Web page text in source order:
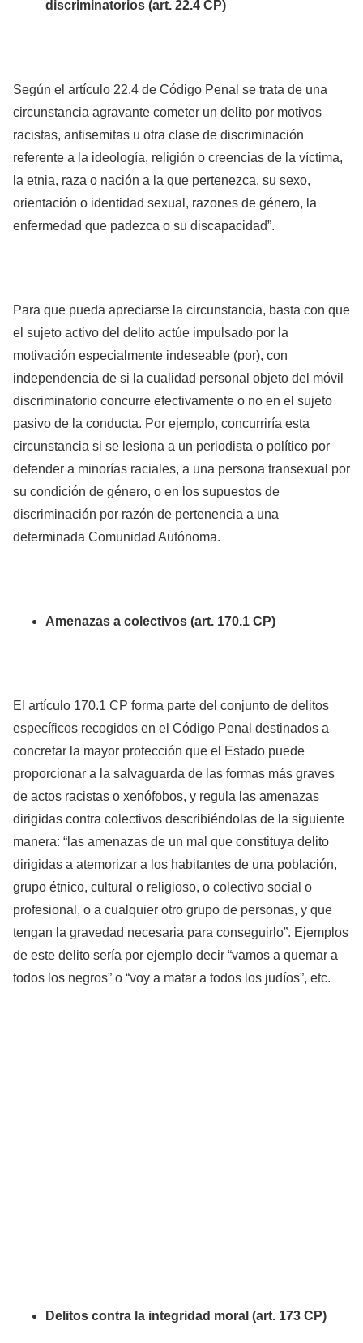
discriminatorios (art. 22.4 CP)
Según el artículo 22.4 de Código Penal se trata de una
circunstancia agravante cometer un delito por motivos
racistas, antisemitas u otra clase de discriminación
referente a la ideología, religión o creencias de la víctima,
la etnia, raza o nación a la que pertenezca, su sexo,
orientación o identidad sexual, razones de género, la
enfermedad que padezca o su discapacidad”.
Para que pueda apreciarse la circunstancia, basta con que
el sujeto activo del delito actúe impulsado por la
motivación especialmente indeseable (por), con
independencia de si la cualidad personal objeto del móvil
discriminatorio concurre efectivamente o no en el sujeto
pasivo de la conducta. Por ejemplo, concurriría esta
circunstancia si se lesiona a un periodista o político por
defender a minorías raciales, a una persona transexual por
su condición de género, o en los supuestos de
discriminación por razón de pertenencia a una
determinada Comunidad Autónoma.
Amenazas a colectivos (art. 170.1 CP)
El artículo 170.1 CP forma parte del conjunto de delitos
específicos recogidos en el Código Penal destinados a
concretar la mayor protección que el Estado puede
proporcionar a la salvaguarda de las formas más graves
de actos racistas o xenófobos, y regula las amenazas
dirigidas contra colectivos describiéndolas de la siguiente
manera: “las amenazas de un mal que constituya delito
dirigidas a atemorizar a los habitantes de una población,
grupo étnico, cultural o religioso, o colectivo social o
profesional, o a cualquier otro grupo de personas, y que
tengan la gravedad necesaria para conseguirlo”. Ejemplos
de este delito sería por ejemplo decir “vamos a quemar a
todos los negros” o “voy a matar a todos los judíos”, etc.
Delitos contra la integridad moral (art. 173 CP)